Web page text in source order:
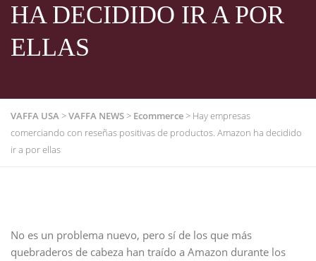
HA DECIDIDO IR A POR
ELLAS
VAFFA USA>VAFFA NEWS> Ecommerce> Hay empresas
comerciando con reseñas positivas de productos. Amazon ha decidido
ir a por ellas
No es un problema nuevo, pero sí de los que más
quebraderos de cabeza han traído a Amazon durante los